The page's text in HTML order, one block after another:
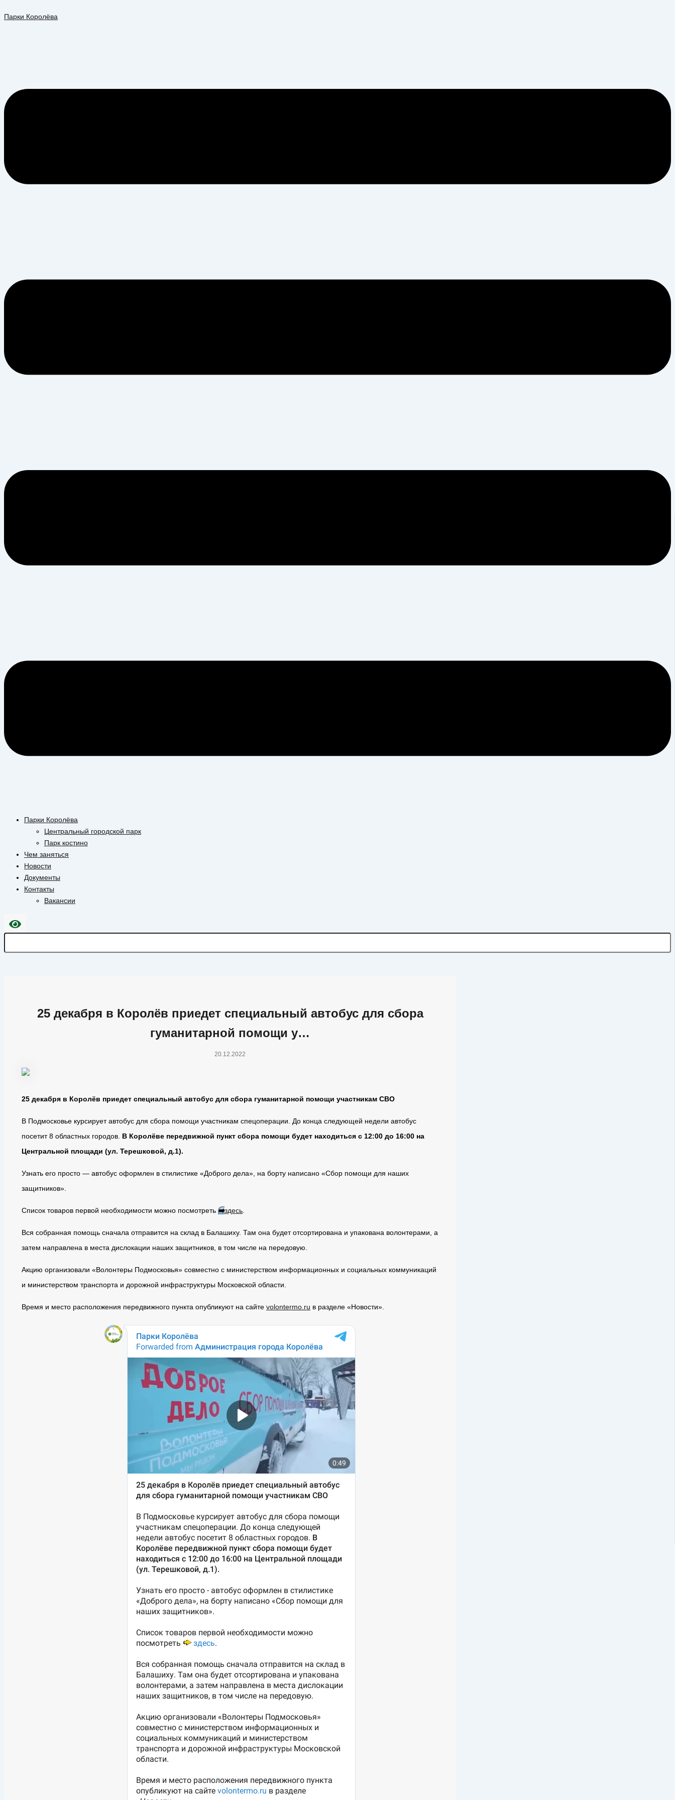
кПарки Королёва
Парки Королёва
Центральный городской парк
Парк костино
Чем заняться
Новости
Документы
Контакты
Вакансии
25 декабря в Королёв приедет специальный автобус для сбора
гуманитарной помощи у…
20.12.2022
25 декабря в Королёв приедет специальный автобус для сбора гуманитарной помощи участникам СВО
В Подмосковье курсирует автобус для сбора помощи участникам спецоперации. До конца следующей недели автобус
посетит 8 областных городов. В Королёве передвижной пункт сбора помощи будет находиться с 12:00 до 16:00 на
Центральной площади (ул. Терешковой, д.1).
Узнать его просто — автобус оформлен в стилистике «Доброго дела», на борту написано «Сбор помощи для наших
защитников».
Список товаров первой необходимости можно посмотреть ➡️здесь
Вся собранная помощь сначала отправится на склад в Балашиху. Там она будет отсортирована и упакована волонтерами, а
затем направлена в места дислокации наших защитников, в том числе на передовую.
Акцию организовали «Волонтеры Подмосковья» совместно с министерством информационных и социальных коммуникаций
и министерством транспорта и дорожной инфраструктуры Московской области.
Время и место расположения передвижного пункта опубликуют на сайте volontermo.ru в разделе «Новости».